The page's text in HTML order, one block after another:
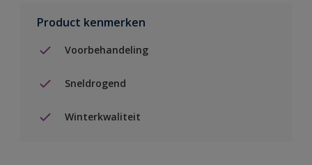
Product kenmerken
Voorbehandeling
Sneldrogend
Winterkwaliteit